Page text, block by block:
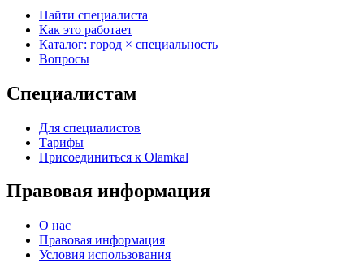
Найти специалиста
Как это работает
Каталог: город × специальность
Вопросы
Специалистам
Для специалистов
Тарифы
Присоединиться к Olamkal
Правовая информация
О нас
Правовая информация
Условия использования